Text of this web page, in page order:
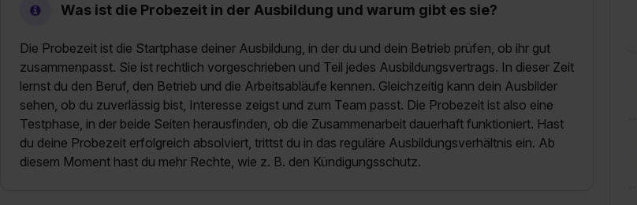
Was ist die Probezeit in der Ausbildung und warum gibt es sie?
Die Probezeit ist die Startphase deiner Ausbildung, in der du und dein Betrieb prüfen, ob ihr gut
zusammenpasst. Sie ist rechtlich vorgeschrieben und Teil jedes Ausbildungsvertrags. In dieser Zeit
lernst du den Beruf, den Betrieb und die Arbeitsabläufe kennen. Gleichzeitig kann dein Ausbilder
sehen, ob du zuverlässig bist, Interesse zeigst und zum Team passt. Die Probezeit ist also eine
Testphase, in der beide Seiten herausfinden, ob die Zusammenarbeit dauerhaft funktioniert. Hast
du deine Probezeit erfolgreich absolviert, trittst du in das reguläre Ausbildungsverhältnis ein. Ab
diesem Moment hast du mehr Rechte, wie z. B. den Kündigungsschutz.